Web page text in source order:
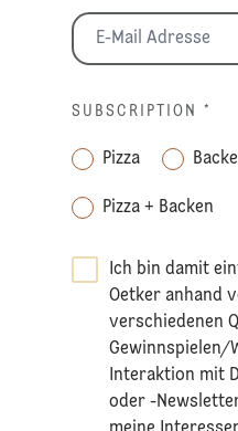
SUBSCRIPTION *
Pizza
Pizza + Backen
Ich bin damit
Oetker anhand
verschiedenen
Gewinnspielen/
Interaktion mit
oder -